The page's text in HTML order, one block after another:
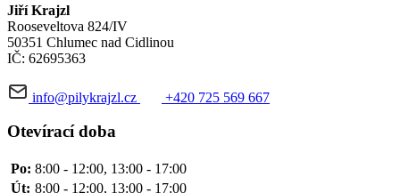
Jiří Krajzl
Rooseveltova 824/IV
50351 Chlumec nad Cidlinou
IČ: 62695363
info@pilykrajzl.cz +420 725 569 667
Otevírací doba
Po: 8:00 - 12:00, 13:00 - 17:00
Út: 8:00 - 12:00, 13:00 - 17:00